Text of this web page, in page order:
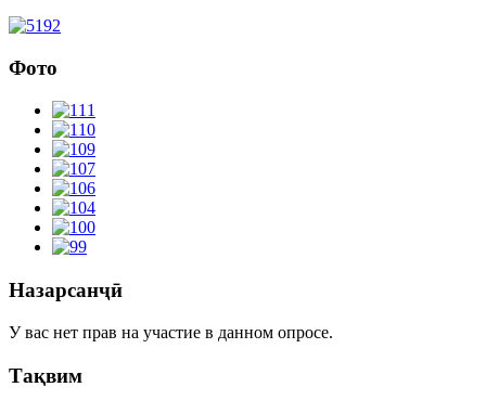
Фото
Назарсанҷӣ
У вас нет прав на участие в данном опросе.
Тақвим